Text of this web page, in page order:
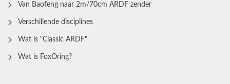
Van Baofeng naar 2m/70cm ARDF zender
Verschillende disciplines
Wat is "Classic ARDF"
Wat is FoxOring?